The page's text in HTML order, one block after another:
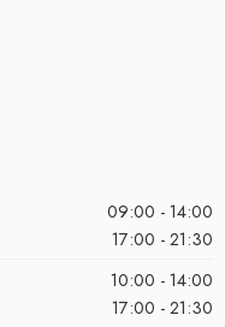
09:00 - 14:00
17:00 - 21:30
10:00 - 14:00
17:00 - 21:30